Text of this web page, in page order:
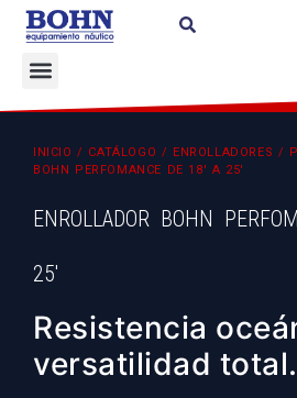
INICIO / CATÁLOGO / ENROLLADORES /
BOHN PERFOMANCE DE 18′ A 25′
ENROLLADOR BOHN
25′
Resistencia
versatilidad total.